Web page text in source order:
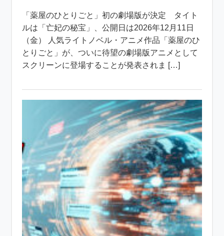
「薬屋のひとりごと」初の劇場版が決定 タイト
ルは「亡妃の秘宝」、公開日は2026年12月11日
（金） 人気ライトノベル・アニメ作品「薬屋のひ
とりごと」が、ついに待望の劇場版アニメとして
スクリーンに登場することが発表されま […]